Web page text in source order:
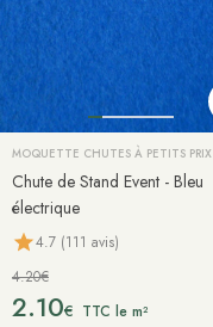
MOQUETTE CHUTES À PETITS PRIX
Chute de Stand Event - Bleu
électrique
4.7 (111 avis)
4.20€
2.10€ TTC le m²